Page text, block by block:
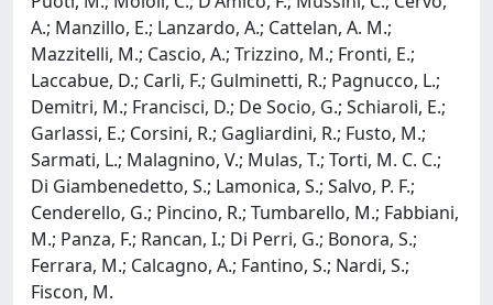
A.; Manzillo, E.; Lanzardo, A.; Cattelan, A. M.;
Mazzitelli, M.; Cascio, A.; Trizzino, M.; Fronti, E.;
Laccabue, D.; Carli, F.; Gulminetti, R.; Pagnucco, L.;
Demitri, M.; Francisci, D.; De Socio, G.; Schiaroli, E.;
Garlassi, E.; Corsini, R.; Gagliardini, R.; Fusto, M.;
Sarmati, L.; Malagnino, V.; Mulas, T.; Torti, M. C. C.;
Di Giambenedetto, S.; Lamonica, S.; Salvo, P. F.;
Cenderello, G.; Pincino, R.; Tumbarello, M.; Fabbiani,
M.; Panza, F.; Rancan, I.; Di Perri, G.; Bonora, S.;
Ferrara, M.; Calcagno, A.; Fantino, S.; Nardi, S.;
Fiscon, M.